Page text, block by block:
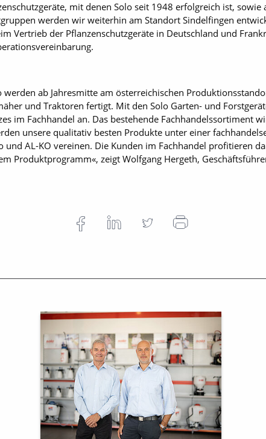
mit denen Solo seit 1948 erfolgreich ist,
werden wir weiterhin am Standort Sindelfingen
Vertrieb der Pflanzenschutzgeräte in Deutschland und
werden ab Jahresmitte am österreichischen
und Traktoren fertigt. Mit den Solo Garten- und
im Fachhandel an. Das bestehende Fachhandelssortiment
unsere qualitativ besten Produkte unter einer
und AL-KO vereinen. Die Kunden im Fachhandel profitieren
Produktprogramm«, zeigt Wolfgang Hergeth,